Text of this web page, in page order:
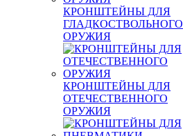
КРОНШТЕЙНЫ ДЛЯ
ГЛАДКОСТВОЛЬНОГО
ОРУЖИЯ
КРОНШТЕЙНЫ ДЛЯ
ОТЕЧЕСТВЕННОГО
ОРУЖИЯ